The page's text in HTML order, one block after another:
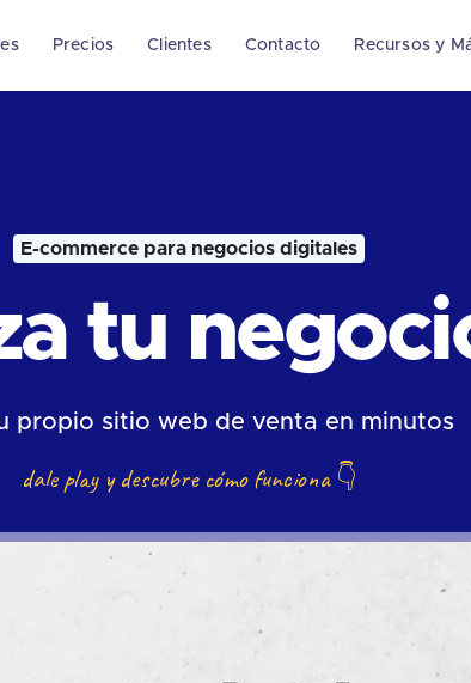
Precios Clientes Contacto Recursos y
E-commerce para negocios digitales
tu
propio sitio web de venta en minutos
dale play y descubre cómo funciona 👇